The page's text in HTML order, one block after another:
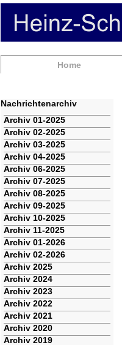
Navigation
Home
Nachrichtenarchiv
Navigation
überspringen
Archiv 01-2025
Archiv 02-2025
Archiv 03-2025
Archiv 04-2025
Archiv 06-2025
Archiv 07-2025
Archiv 08-2025
Archiv 09-2025
Archiv 10-2025
Archiv 11-2025
Archiv 01-2026
Archiv 02-2026
Archiv 2025
Archiv 2024
Archiv 2023
Archiv 2022
Archiv 2021
Archiv 2020
Archiv 2019